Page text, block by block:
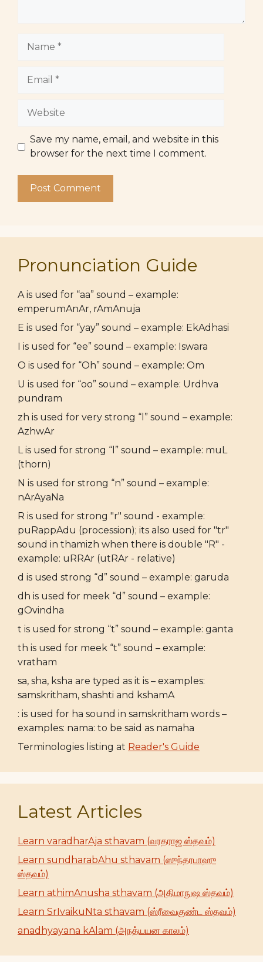
Website
Save my name, email, and website in this
browser for the next time I comment.
Pronunciation Guide
A is used for “aa” sound – example:
emperumAnAr, rAmAnuja
E is used for “yay” sound – example: EkAdhasi
I is used for “ee” sound – example: Iswara
O is used for “Oh” sound – example: Om
U is used for “oo” sound – example: Urdhva
pundram
zh is used for very strong “l” sound – example:
AzhwAr
L is used for strong “l” sound – example: muL
(thorn)
N is used for strong “n” sound – example:
nArAyaNa
R is used for strong "r" sound - example:
puRappAdu (procession); its also used for "tr"
sound in thamizh when there is double "R" -
example: uRRAr (utRAr - relative)
d is used strong “d” sound – example: garuda
dh is used for meek “d” sound – example:
gOvindha
t is used for strong “t” sound – example: ganta
th is used for meek “t” sound – example:
vratham
sa, sha, ksha are typed as it is – examples:
samskritham, shashti and kshamA
: is used for ha sound in samskritham words –
examples: nama: to be said as namaha
Terminologies listing at Reader's Guide
Latest Articles
Learn varadharAja sthavam (வரதராஜ ஸ்தவம்)
Learn sundharabAhu sthavam (ஸுந்தரபாஹு
ஸ்தவம்)
Learn athimAnusha sthavam (அதிமாநுஷ ஸ்தவம்)
Learn SrIvaikuNta sthavam (ஸ்ரீவைகுண்ட ஸ்தவம்)
anadhyayana kAlam (அநத்யயன காலம்)